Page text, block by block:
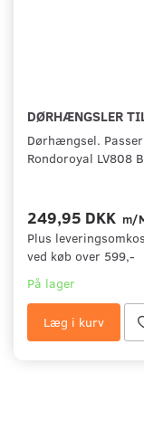
DØRHÆNGSLER
Dørhængsel.
Rondoroyal LV808
249,95 DKK m/
Plus
ved køb over 599,-
På lager
Læg i kurv